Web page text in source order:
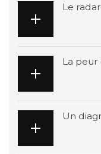
Le
La peur
Un